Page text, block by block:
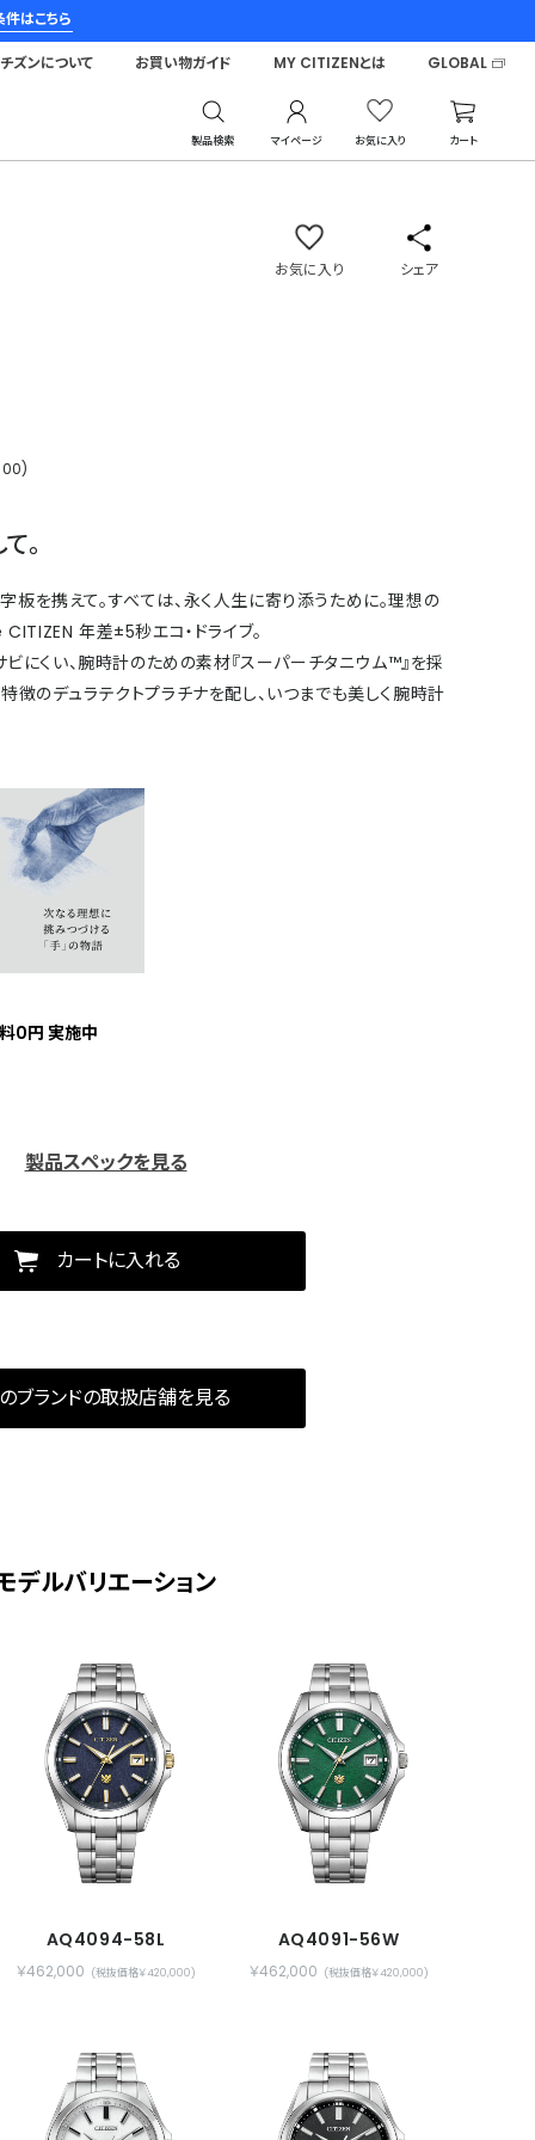
はこちら
製品検索 マイページ お気に入り カート
ズンについて お買い物ガイド MY CITIZENとは GLOBAL
お気に入り シェア
。
を携えて。すべては、永く人生に寄り添うために。理想の
年差±5秒エコ・ドライブ。
ビにくい、腕時計のための素材『スーパーチタニウム™』を採
徴のデュラテクトプラチナを配し、いつまでも美しく腕時計
0円 実施中
製品スペックを見る
カートに入れる
ブランドの取扱店舗を見る
デルバリエーション
AQ4094-58L
￥462,000 (税抜価格￥420,000)
AQ4091-56W
￥462,000 (税抜価格￥420,000)